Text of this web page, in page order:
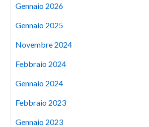
Gennaio 2026
Gennaio 2025
Novembre 2024
Febbraio 2024
Gennaio 2024
Febbraio 2023
Gennaio 2023